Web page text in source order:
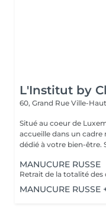
L'Institut by
60, Grand Rue Ville-
Situé au coeur de
accueille dans un
MANUCURE RUSSE
MANUCURE RUSSE